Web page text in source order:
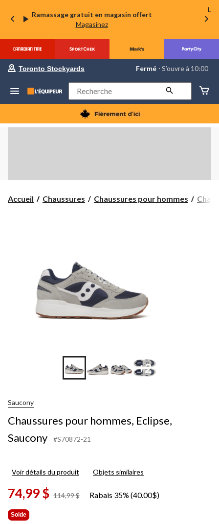
Ramassage gratuit en magasin offert
Magasinez
La
préféré
Toronto
Stockyards,
courament
Fermé,
S’ouvre
Toronto Stockyards Fermé ⋅ S’ouvre à 10:00
Rechercher
Accueil Chaussures Chaussures pour hommes
+2
Saucony
Chaussures pour hommes, Eclipse,
Saucony
#S70872-21
Voir détails du produit Objets similaires
74,99 $ 114,99 $
prixRabais 35% (40.00$)
Solde